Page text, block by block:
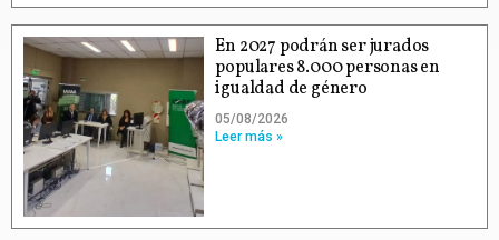
En 2027 podrán ser jurados
populares 8.000 personas en
igualdad de género
05/08/2026
Leer más »